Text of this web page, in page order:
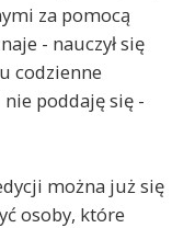
za pomocą
- nauczył się
codzienne
poddaję się -
można już się
osoby, które